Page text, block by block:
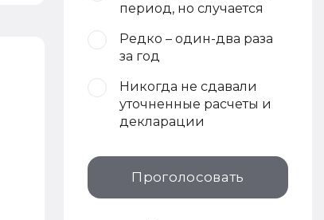
период, но случается
Редко – один-два раза
за год
Никогда не сдавали
уточненные расчеты и
декларации
Проголосовать